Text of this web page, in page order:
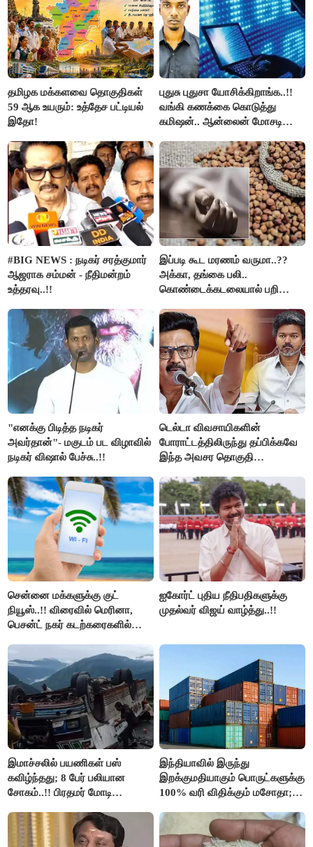
தமிழக மக்களவை தொகுதிகள்
59 ஆக உயரும்: உத்தேச பட்டியல்
இதோ!
புதுசு புதுசா யோசிக்கிறாங்க..!!
வங்கி கணக்கை கொடுத்து
கமிஷன்.. ஆன்லைன் மோசடி
கைது..!!
#BIG NEWS : நடிகர் சரத்குமார்
ஆஜராக சம்மன் - நீதிமன்றம்
உத்தரவு..!!
இப்படி கூட மரணம் வருமா..??
அக்கா, தங்கை பலி..
கொண்டைக்கடலையால் பறிபோன
"எனக்கு பிடித்த நடிகர்
அவர்தான்"- மகுடம் பட விழாவில்
நடிகர் விஷால் பேச்சு..!!
டெல்டா விவசாயிகளின்
போராட்டத்திலிருந்து தப்பிக்கவே
இந்த அவசர தொகுதி
அரங்கேற்றுகிறார் முதலமைச்சர் -
திமுக ஐடி விங்..!!
சென்னை மக்களுக்கு குட்
நியூஸ்..!! விரைவில் மெரினா,
பெசன்ட் நகர் கடற்கரைகளில்
ஐகோர்ட் புதிய நீதிபதிகளுக்கு
முதல்வர் விஜய் வாழ்த்து..!!
இமாச்சலில் பயணிகள் பஸ்
கவிழ்ந்தது; 8 பேர் பலியான
சோகம்..!! பிரதமர் மோடி
இந்தியாவில் இருந்து
இறக்குமதியாகும் பொருட்களுக்கு
100% வரி விதிக்கும் மசோதா;